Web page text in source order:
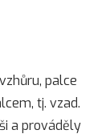
palce
tj. vzad.
a prováděly